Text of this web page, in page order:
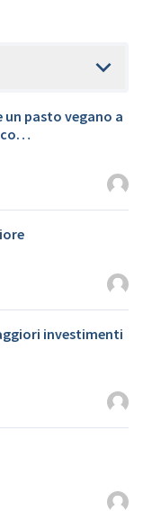
pasto vegano a
co…
investimenti